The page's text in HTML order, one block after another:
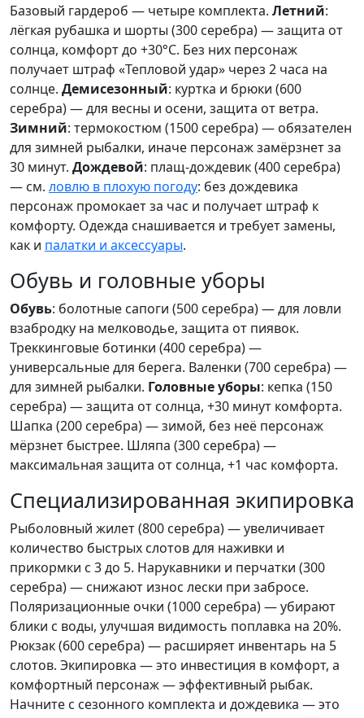
Базовый гардероб — четыре комплекта. Летний:
лёгкая рубашка и шорты (300 серебра) — защита от
солнца, комфорт до +30°C. Без них персонаж
получает штраф «Тепловой удар» через 2 часа на
солнце. Демисезонный: куртка и брюки (600
серебра) — для весны и осени, защита от ветра.
Зимний: термокостюм (1500 серебра) — обязателен
для зимней рыбалки, иначе персонаж замёрзнет за
30 минут. Дождевой: плащ-дождевик (400 серебра)
— см. ловлю в плохую погоду: без дождевика
персонаж промокает за час и получает штраф к
комфорту. Одежда снашивается и требует замены,
как и палатки и аксессуары.
Обувь и головные уборы
Обувь: болотные сапоги (500 серебра) — для ловли
взабродку на мелководье, защита от пиявок.
Треккинговые ботинки (400 серебра) —
универсальные для берега. Валенки (700 серебра) —
для зимней рыбалки. Головные уборы: кепка (150
серебра) — защита от солнца, +30 минут комфорта.
Шапка (200 серебра) — зимой, без неё персонаж
мёрзнет быстрее. Шляпа (300 серебра) —
максимальная защита от солнца, +1 час комфорта.
Специализированная экипировка
Рыболовный жилет (800 серебра) — увеличивает
количество быстрых слотов для наживки и
прикормки с 3 до 5. Нарукавники и перчатки (300
серебра) — снижают износ лески при забросе.
Поляризационные очки (1000 серебра) — убирают
блики с воды, улучшая видимость поплавка на 20%.
Рюкзак (600 серебра) — расширяет инвентарь на 5
слотов. Экипировка — это инвестиция в комфорт, а
комфортный персонаж — эффективный рыбак.
Начните с сезонного комплекта и дождевика — это